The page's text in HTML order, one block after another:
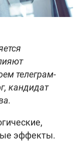
телеграм-
кандидат
эффекты.